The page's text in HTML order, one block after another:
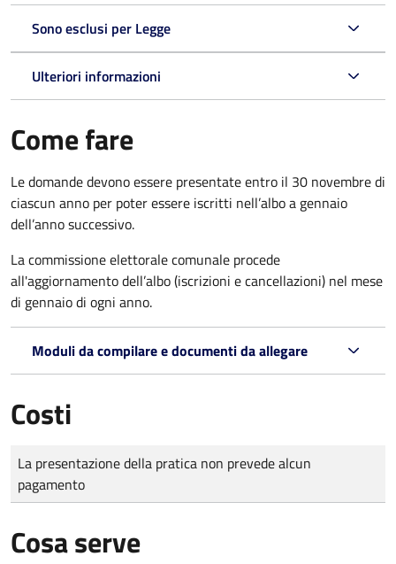
Sono esclusi per Legge
Ulteriori informazioni
Come fare
Le domandedevono essere presentate entro il 30 novembre di
ciascun anno per poter essere iscritti nell’albo a gennaio
dell’anno successivo.
La commissione elettorale comunale procede
all'aggiornamento dell’albo (iscrizioni e cancellazioni) nel mese
di gennaio di ogni anno.
Moduli da compilare e documenti da allegare
Costi
Tipo di pagamento
Importo
La presentazione della pratica non prevede alcun
pagamento
Cosa serve